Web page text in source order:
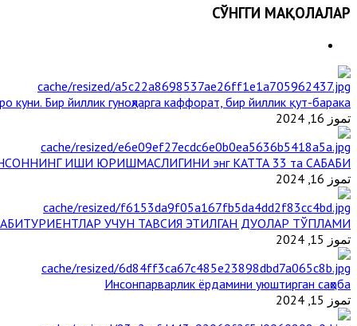
СЎНГГИ МАҚОЛАЛАР
куни. Бир йиллик гуноҳларга каффорат, бир йиллик қут-барака
تموز 16, 2024
ИШИ ЮРИШМАСЛИГИНИ энг КАТТА 33 та САБАБИ
تموز 16, 2024
АБИТУРИЕНТЛАР УЧУН ТАВСИЯ ЭТИЛГАН ДУОЛАР ТЎПЛАМИ
تموز 15, 2024
Инсонпарварлик ёрдамини уюштирган саҳоба
تموز 15, 2024